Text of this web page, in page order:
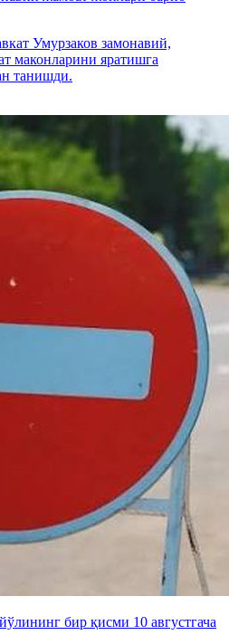
Умурзаков замонавий,
маконларини яратишга
танишди.
бир қисми 10 августгача